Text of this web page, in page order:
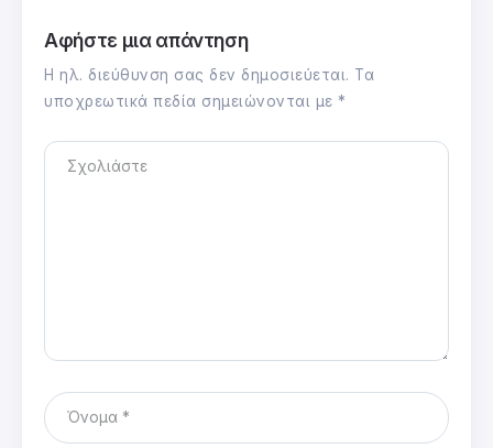
Αφήστε μια απάντηση
Η ηλ. διεύθυνση σας δεν δημοσιεύεται. Τα
υποχρεωτικά πεδία σημειώνονται με *